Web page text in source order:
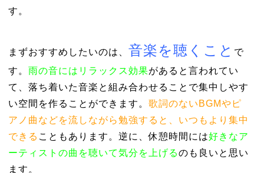
す。
まずおすすめしたいのは、 音楽を聴くこと で
す。 雨の音にはリラックス効果があると言われてい
て、落ち着いた音楽と組み合わせることで集中しやす
い空間を作ることができます。 歌詞のないBGMやピ
アノ曲などを流しながら勉強すると、いつもより集中
できる こともあります。逆に、休憩時間には好きなア
ーティストの曲を聴いて気分を上げるのも良いと思い
ます。